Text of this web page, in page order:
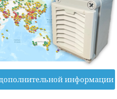
информации